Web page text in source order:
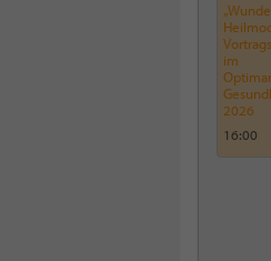
im
2026
16:00